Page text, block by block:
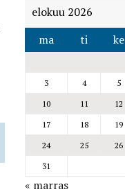
elokuu 2026
ma
ti ke
3
4 5
10
11 12
17
18 19
24
25 26
31
« marras